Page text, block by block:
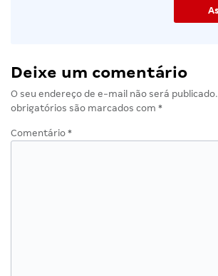
Deixe um comentário
O seu endereço de e-mail não será publicado.
obrigatórios são marcados com *
Comentário *